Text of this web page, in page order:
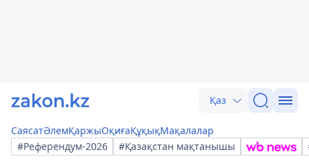
Қаз
СаясатӘлемҚаржыОқиғаҚұқықМақалалар
#Референдум-2026
#Қазақстан мақтанышы